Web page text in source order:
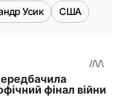
Усик США